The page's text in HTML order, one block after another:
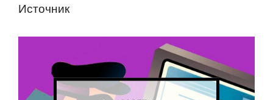
Истoчник